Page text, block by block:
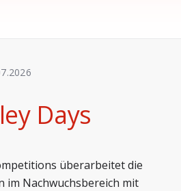
Days
überarbeitet die
Nachwuchsbereich mit